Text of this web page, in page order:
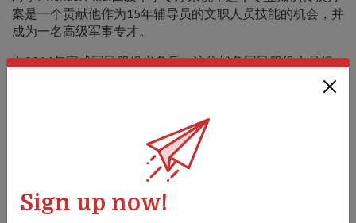
Sign up now!
案是一个贡献他作为15年辅导员的文职人员技能的机会，并
成为一名高级军事专才。
在2014年完成国民服役义务后，这位战备国民服役人员担
加坡武装部队领袖进行辅导训练-从教授他们如何控制情绪
激动的士兵到帮助他们提升士兵的专业素质。
就辅导训练的重要性，这位44岁的他说："通过训练指挥官
的基本技能，他们可以弄清楚士兵们可能面对的问题。